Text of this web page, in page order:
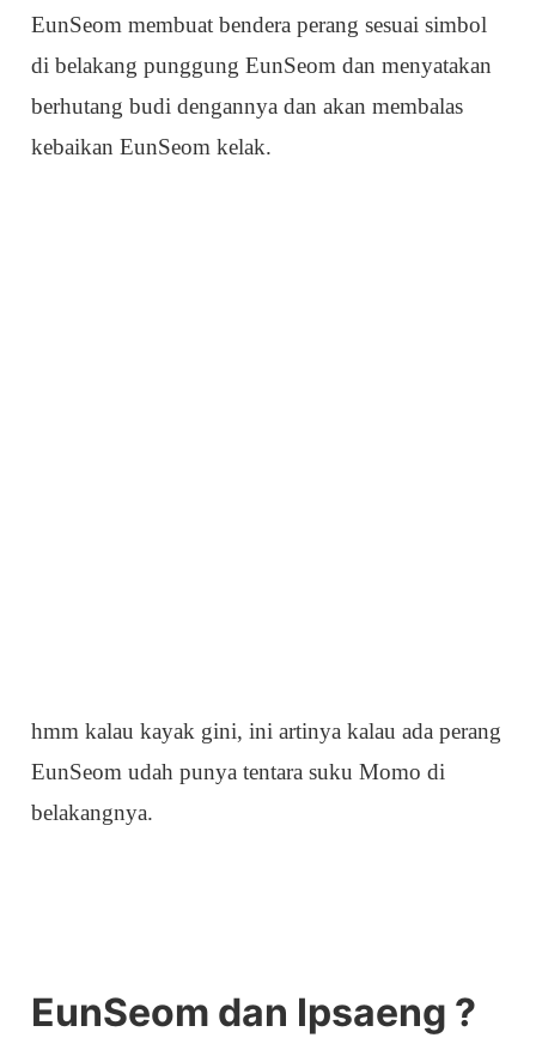
EunSeom membuat bendera perang sesuai simbol
di belakang punggung EunSeom dan menyatakan
berhutang budi dengannya dan akan membalas
kebaikan EunSeom kelak.
hmm kalau kayak gini, ini artinya kalau ada perang
EunSeom udah punya tentara suku Momo di
belakangnya.
EunSeom dan Ipsaeng ?